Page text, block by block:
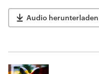
Audio herunterladen